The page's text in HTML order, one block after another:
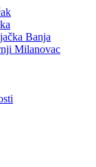
Banja
Milanovac